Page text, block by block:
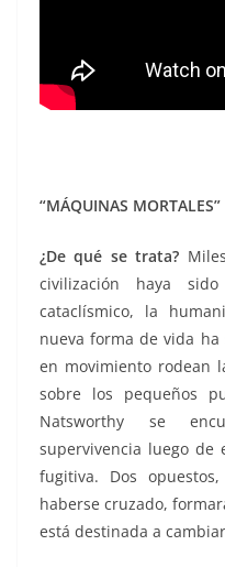
“MÁQUINAS MORTALES”
¿De qué se trata?
civilización haya
cataclísmico, la
nueva forma de vida ha
en movimiento rodean
sobre los pequeños
Natsworthy se
supervivencia luego de
fugitiva. Dos
haberse cruzado,
está destinada a